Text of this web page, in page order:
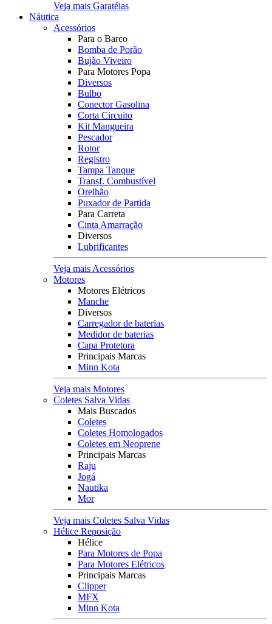
Veja mais Garatéias
Náutica
Acessórios
Para o Barco
Bomba de Porão
Bujão Viveiro
Para Motores Popa
Diversos
Bulbo
Conector Gasolina
Corta Circuito
Kit Mangueira
Pescador
Rotor
Registro
Tampa Tanque
Transf. Combustível
Orelhão
Puxador de Partida
Para Carreta
Cinta Amarração
Diversos
Lubrificantes
Veja mais Acessórios
Motores
Motores Elétricos
Manche
Diversos
Carregador de baterias
Medidor de baterias
Capa Protetora
Principais Marcas
Minn Kota
Veja mais Motores
Coletes Salva Vidas
Mais Buscados
Coletes
Coletes Homologados
Coletes em Neoprene
Principais Marcas
Raju
Jogá
Nautika
Mor
Veja mais Coletes Salva Vidas
Hélice Reposição
Hélice
Para Motores de Popa
Para Motores Elétricos
Principais Marcas
Clipper
MFX
Minn Kota